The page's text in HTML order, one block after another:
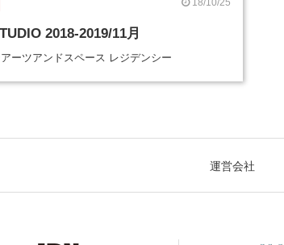
2018-2019/11月
アーツアンドスペース レジデンシー
運営会社